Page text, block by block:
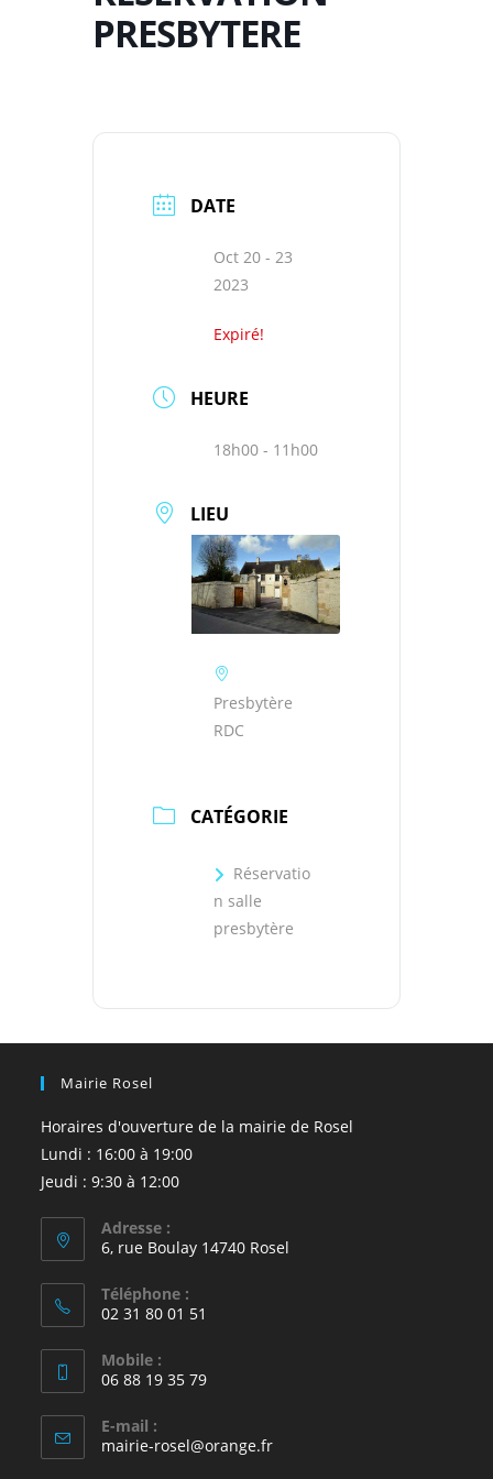
PRESBYTERE
DATE
Oct 20 - 23
2023
Expiré!
HEURE
18h00 - 11h00
LIEU
Presbytère
RDC
CATÉGORIE
Réservatio
n salle
presbytère
Mairie Rosel
Horaires d'ouverture de la mairie de Rosel
Lundi : 16:00 à 19:00
Jeudi : 9:30 à 12:00
Adresse :
6, rue Boulay 14740 Rosel
Téléphone :
02 31 80 01 51
Mobile :
06 88 19 35 79
E-mail :
mairie-rosel@orange.frS’ouvre